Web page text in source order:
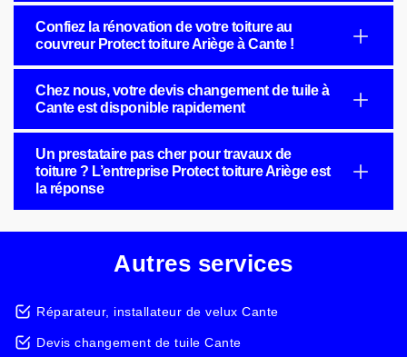
Confiez la rénovation de votre toiture au
couvreur Protect toiture Ariège à Cante !
Chez nous, votre devis changement de tuile à
Cante est disponible rapidement
Un prestataire pas cher pour travaux de
toiture ? L’entreprise Protect toiture Ariège est
la réponse
Autres services
Réparateur, installateur de velux Cante
Devis changement de tuile Cante